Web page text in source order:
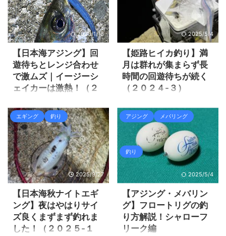
2023/1/18
【日本海アジング】回
遊待ちとレンジ合わせ
で激ムズ｜イージーシ
ェイカーは激熱！（２
そろそろ島ではデカアジが釣
れるだろうと行っても、無限
豆アジがお出迎え！決して楽
しくない訳でも無いが、デカ
アジが釣りたい！
https://zaltz.blog/aging-
2022-8/ 前回の島アジング デ
中、今は殆ど釣りをしていな
い０１７さんが、知人と日本
海アジングへ行ってジグ単で
アタリが有りまくりで２５セ
2025/5/4
【姫路ヒイカ釣り】満
月は群れが集まらず長
時間の回遊待ちが続く
（２０２４-３）
ッテのスローフォールを演出
すると乗り易くまずまず釣れ
る事が分かった。 エギとスッ
テで３桁釣られたインスタの
知り合いが居られて、そのベ
ビースッテとやらを使えばも
っと簡単に釣れるかもしれな
爆釣を目指しましたが、ヒイ
カの群れが居ないみたいで全
然釣れませんでした。 せっか
くスッテ×スッテで２５杯釣れ
エギング 釣り
2025/9/27
【日本海秋ナイトエギ
ング】夜はやはりサイ
ズ良くまずまず釣れま
した！（２０２５-１
アジング メバリング
釣り
2025/5/4
【アジング・メバリン
グ】フロートリグの釣
り方解説！シャローフ
リーク編